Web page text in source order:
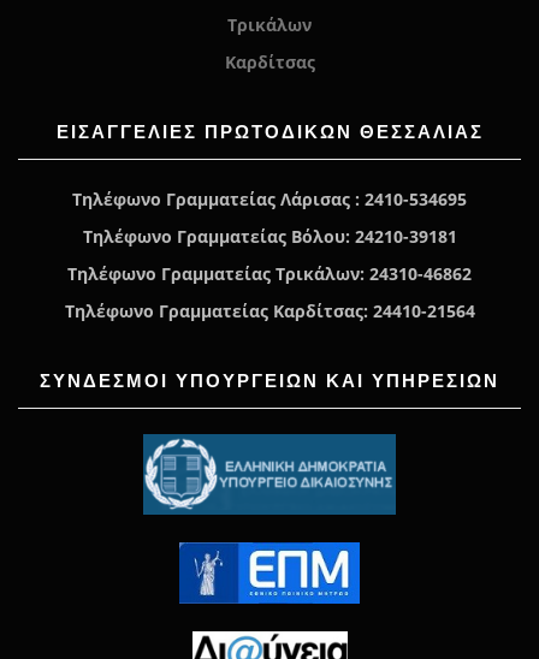
Τρικάλων
Καρδίτσας
ΕΙΣΑΓΓΕΛΊΕΣ ΠΡΩΤΟΔΙΚΏΝ ΘΕΣΣΑΛΙΑΣ
Τηλέφωνο Γραμματείας Λάρισας : 2410-534695
Τηλέφωνο Γραμματείας Βόλου: 24210-39181
Τηλέφωνο Γραμματείας Τρικάλων: 24310-46862
Τηλέφωνο Γραμματείας Καρδίτσας: 24410-21564
ΣΥΝΔΕΣΜΟΙ ΥΠΟΥΡΓΕΙΩΝ ΚΑΙ ΥΠΗΡΕΣΙΩΝ